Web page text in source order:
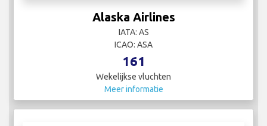
Alaska Airlines
IATA: AS
ICAO: ASA
161
Wekelijkse vluchten
Meer informatie